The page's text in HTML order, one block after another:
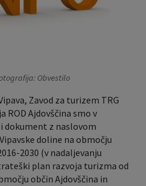
Obvestilo
Zavod za turizem TRG
ROD Ajdovščina smo v
dokument z naslovom
doline na območju
2030 (v nadaljevanju
plan razvoja turizma od
občin Ajdovščina in